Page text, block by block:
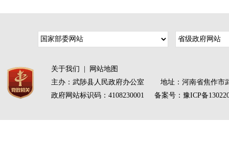
关于我们
网站地图
主办：武陟县人民政府办公室 地址：河南省焦作市
政府网站标识码：4108230001 备案号： 豫ICP备